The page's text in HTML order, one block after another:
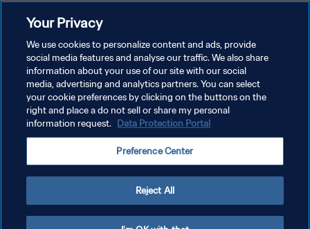
DATENSCHUTZ
NUTZUNGSBEDINGUNGEN
COOKIE-EINSTELLUNGEN VERWALTEN
Copyright © 1994 - 2026 FIFA. Alle Rechte vorbehalten.
Your Privacy
We use cookies to personalize content and ads, provide
social media features and analyse our traffic. We also share
information about your use of our site with our social
media, advertising and analytics partners. You can select
your cookie preferences by clicking on the buttons on the
right and place a do not sell or share my personal
information request. Data Protection Portal
Preference Center
Reject All